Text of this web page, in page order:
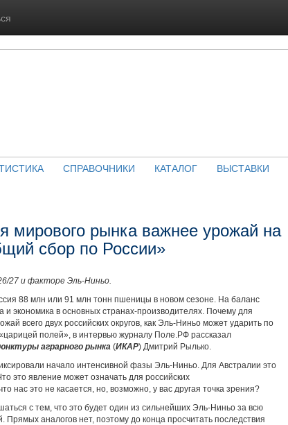
СПРАВОЧНИКИ КАТАЛОГ ВЫСТАВКИ
мирового рынка важнее урожай на
сбор по России»
27 и факторе Эль-Ниньо.
88 млн или 91 млн тонн пшеницы в новом сезоне. На баланс
и экономика в основных странах-производителях. Почему для
всего двух российских округов, как Эль-Ниньо может ударить по
полей», в интервью журналу Поле.РФ рассказал
аграрного рынка (ИКАР) Дмитрий Рылько.
начало интенсивной фазы Эль-Ниньо. Для Австралии это
это явление может означать для российских
нас это не касается, но, возможно, у вас другая точка зрения?
с тем, что это будет один из сильнейших Эль-Ниньо за всю
аналогов нет, поэтому до конца просчитать последствия